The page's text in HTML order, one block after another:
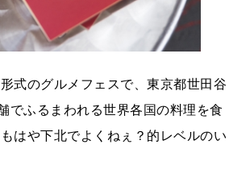
式のグルメフェスで、東京都世田谷
でふるまわれる世界各国の料理を食
はや下北でよくねぇ？的レベルのい